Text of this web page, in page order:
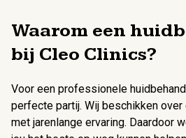
Waarom een
bij Cleo Clinics?
Voor een professionele
perfecte partij. Wij beschikken
met jarenlange ervaring. Daardoor